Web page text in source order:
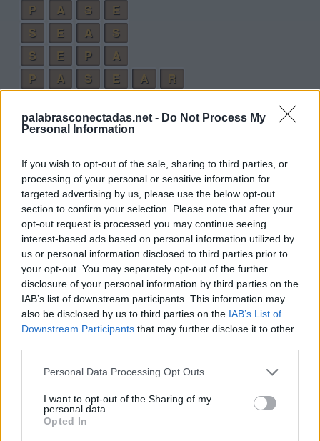
palabrasconectadas.net - Do Not Process My
Personal Information
If you wish to opt-out of the sale, sharing to third parties, or
processing of your personal or sensitive information for
targeted advertising by us, please use the below opt-out
section to confirm your selection. Please note that after your
opt-out request is processed you may continue seeing
interest-based ads based on personal information utilized by
us or personal information disclosed to third parties prior to
your opt-out. You may separately opt-out of the further
disclosure of your personal information by third parties on the
IAB’s list of downstream participants. This information may
also be disclosed by us to third parties on the IAB’s List of
Downstream Participants that may further disclose it to other
Personal Data Processing Opt Outs
I want to opt-out of the Sharing of my
personal data.
Opted In
P
A S
E
S
E A
S
S
E P
A
P
A S E A
R
S
E P A R
A
Palabras extra:
P
E R
A
P
A R
E
E
R A
S
A
R P
A
R
A P
E
A
S A
R
A
R A
S
S E
S
S
A S